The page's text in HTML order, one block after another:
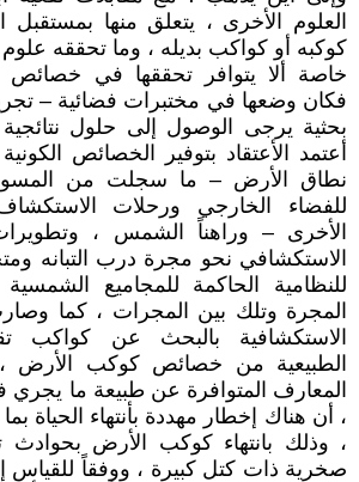
العلوم الأخرى ، يتعلق منها
كوكبه أو كواكب بديله ، وما تحققه
خاصة ألا يتوافر تحققها في
فكان وضعها في مختبرات فضائية –
بحثية يرجى الوصول إلى حلول نتائجية
أعتمد الأعتقاد بتوفير الخصائص
نطاق الأرض – ما سجلت من
للفضاء الخارجي ورحلات
الأخرى – وراهناً الشمس ،
الاستكشافي نحو مجرة درب التبانه
للنظامية الحاكمة للمجاميع
المجرة وتلك بين المجرات ، كما
الاستكشافية بالبحث عن كواكب
الطبيعية من خصائص كوكب
المعارف المتوافرة عن طبيعة ما يجري
، أن هناك إخطار مهددة بأنتهاء الحياة
، وذلك بانتهاء كوكب الأرض بحوادث
صخرية ذات كتل كبيرة ، ووفقاً